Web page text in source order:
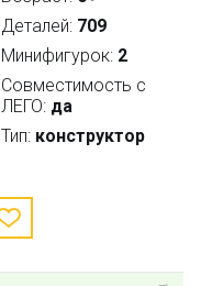
Деталей: 709
Минифигурок: 2
Совместимость с
ЛЕГО: да
Тип: конструктор